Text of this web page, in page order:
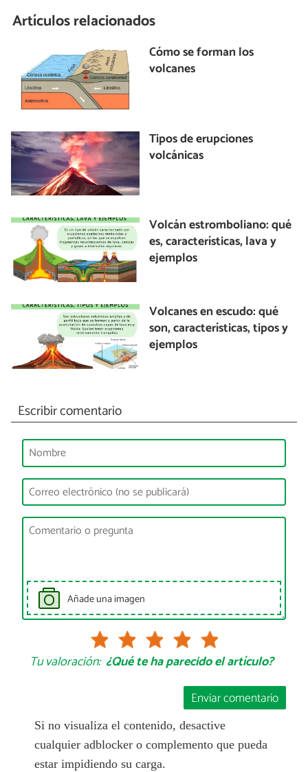
Artículos relacionados
Cómo se forman los
volcanes
Tipos de erupciones
volcánicas
Volcán estromboliano: qué
es, características, lava y
ejemplos
Volcanes en escudo: qué
son, características, tipos y
ejemplos
Escribir comentario
Añade una imagen
Tu valoración: ¿Qué te ha parecido el artículo?
Enviar comentario
Si no visualiza el contenido, desactive
cualquier adblocker o complemento que pueda
estar impidiendo su carga.